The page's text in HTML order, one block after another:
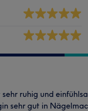
ruhig und
sehr gut in